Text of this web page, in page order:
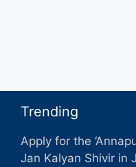
Trending
Apply for the
Jan Kalyan Shivir in